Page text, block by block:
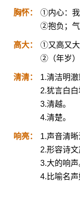
胸怀：
①内心：我
②抱负；气
高大：
①又高又大
②（年岁）
清清：
1.清洁明澈
2.犹言白白
3.清越。
4.清楚。
响亮：
1.声音清晰
2.形容诗文
3.大的响声
4.比喻名声